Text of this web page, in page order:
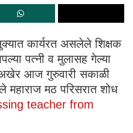
कार्यरत असलेले शिक्षक
पत्नी व मुलासह गेल्या
अखेर आज गुरुवारी सकाळी
महाराज मठ परिसरात शोध
teacher from